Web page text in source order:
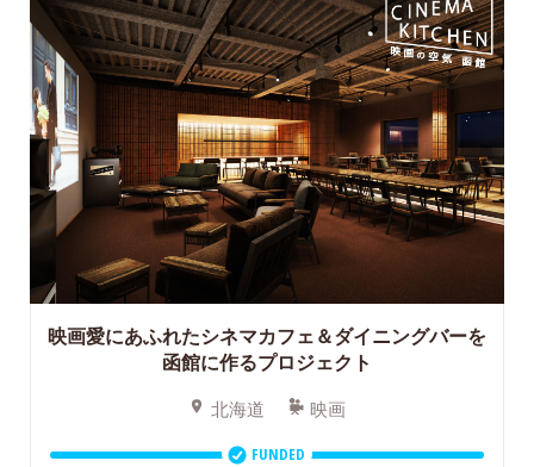
映画愛にあふれたシネマカフェ＆ダイニングバーを
函館に作るプロジェクト
北海道 映画
FUNDED